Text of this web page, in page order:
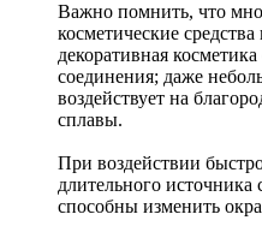
Важно помнить, что
косметические
декоративная
соединения; даже
воздействует на
сплавы.
При воздействии
длительного источника
способны изменить